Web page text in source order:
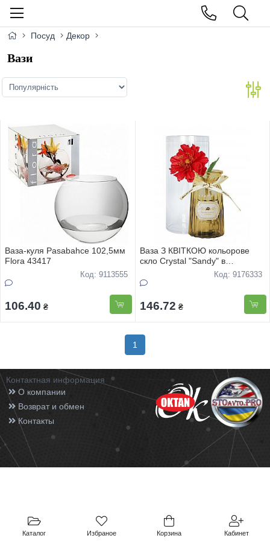
Каталог Избраное Корзина Кабинет
Посуд Декор
Вази
Ваза-куля Pasabahce 102,5мм
Flora 43417
Код: 9113555
106.40 ₴
Ваза З КВIТКОЮ кольорове
скло Сrystal "Sandy" в
подарунковiй упаковцi 15см
Код: 9176333
146.72 ₴
1
Контактная информация
О компании
Возврат и обмен
Контакты